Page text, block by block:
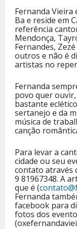
Fernanda Vieira
Ba e reside em
referência
Mendonça,
Fernandes,
outros e não é
artistas no
Fernanda
povo quer
bastante
sertanejo e da
música de
canção
Para levar a
cidade ou seu
contato através
9 81967348. A
que é (
Fernanda
facebook para
fotos dos